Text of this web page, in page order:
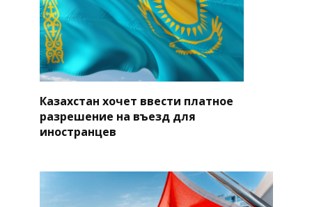
Казахстан хочет ввести платное
разрешение на въезд для
иностранцев